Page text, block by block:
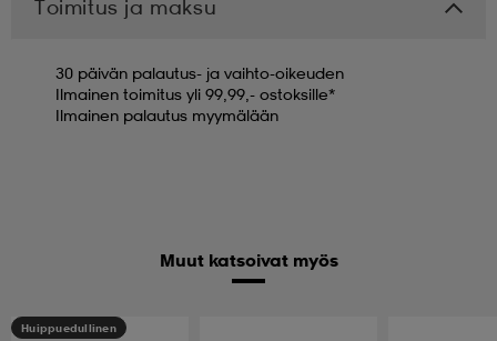
Toimitus ja maksu
30 päivän palautus- ja vaihto-oikeuden
Ilmainen toimitus yli 99,99,- ostoksille*
Ilmainen palautus myymälään
Muut katsoivat myös
Huippuedullinen